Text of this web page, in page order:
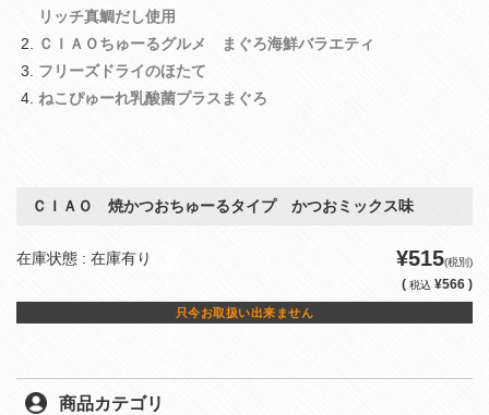
リッチ真鯛だし使用
ＣＩＡＯちゅーるグルメ まぐろ海鮮バラエティ
フリーズドライのほたて
ねこぴゅーれ乳酸菌プラスまぐろ
ＣＩＡＯ 焼かつおちゅーるタイプ かつおミックス味
在庫状態 : 在庫有り ¥515(税別)
( 税込 ¥566 )
只今お取扱い出来ません
商品カテゴリ